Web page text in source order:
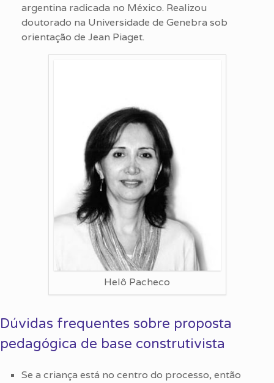
argentina radicada no México. Realizou
doutorado na Universidade de Genebra sob
orientação de Jean Piaget.
Helô Pacheco
Dúvidas frequentes sobre proposta
pedagógica de base construtivista
Se a criança está no centro do processo, então